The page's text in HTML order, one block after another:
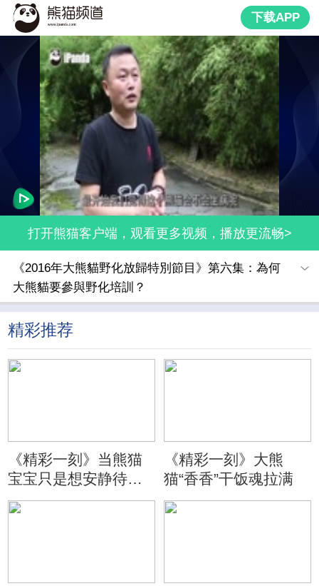
下载APP
打开熊猫客户端，观看更多视频，播放更流畅>
《2016年大熊貓野化放歸特別節目》第六集：為何
大熊貓要參與野化培訓？
精彩推荐
《精彩一刻》当熊猫
宝宝只是想安静待会
儿
《精彩一刻》大熊
猫“香香”干饭魂拉满